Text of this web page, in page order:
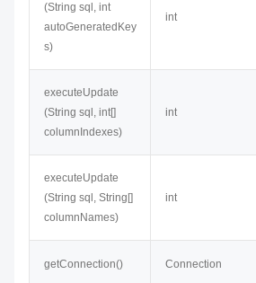
(String sql, int
autoGeneratedKey
s)
int
executeUpdate​
(String sql, int[]
columnIndexes)
int
executeUpdate​
(String sql, String[]
columnNames)
int
getConnection() Connection